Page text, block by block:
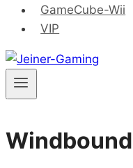
GameCube-Wii
VIP
Windbound